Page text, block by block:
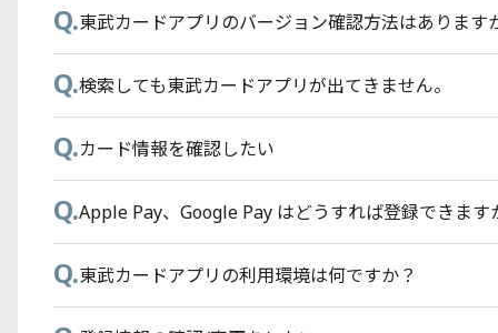
Q.東京スカイツリー®東武カードPASMOのPASMO残
Q.PASMOオートチャージでの還元率はどうなりますか
Q.東武カードアプリのバージョン確認方法はあります
Q.検索しても東武カードアプリが出てきません。
Q.カード情報を確認したい
Q.Apple Pay、Google Pay はどうすれば登録できます
Q.東武カードアプリの利用環境は何ですか？